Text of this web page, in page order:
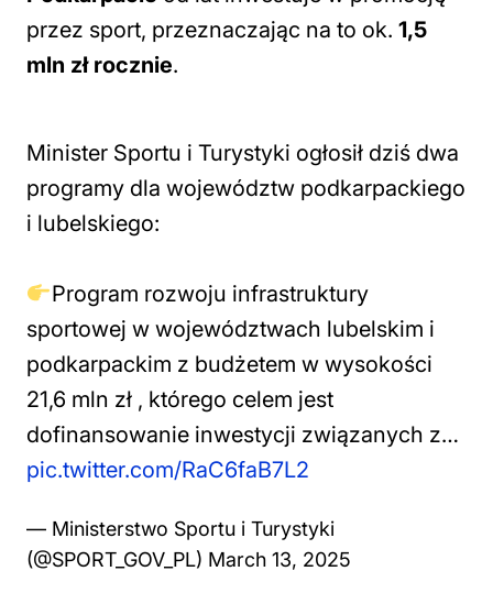
przez sport, przeznaczając na to ok. 1,5
mln zł rocznie.
Minister Sportu i Turystyki ogłosił dziś dwa
programy dla województw podkarpackiego
i lubelskiego:
Program rozwoju infrastruktury
sportowej w województwach lubelskim i
podkarpackim z budżetem w wysokości
21,6 mln zł , którego celem jest
dofinansowanie inwestycji związanych z…
pic.twitter.com/RaC6faB7L2
— Ministerstwo Sportu i Turystyki
(@SPORT_GOV_PL) March 13, 2025